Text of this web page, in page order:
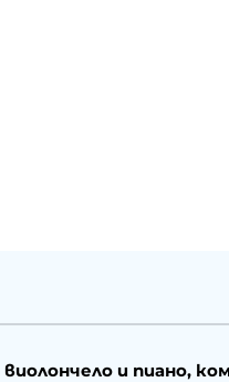
и пиано,